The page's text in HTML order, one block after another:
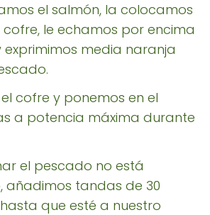
el salmón, la colocamos
le echamos por encima
media naranja
cofre y ponemos en el
a potencia máxima durante
el pescado no está
añadimos tandas de 30
que esté a nuestro